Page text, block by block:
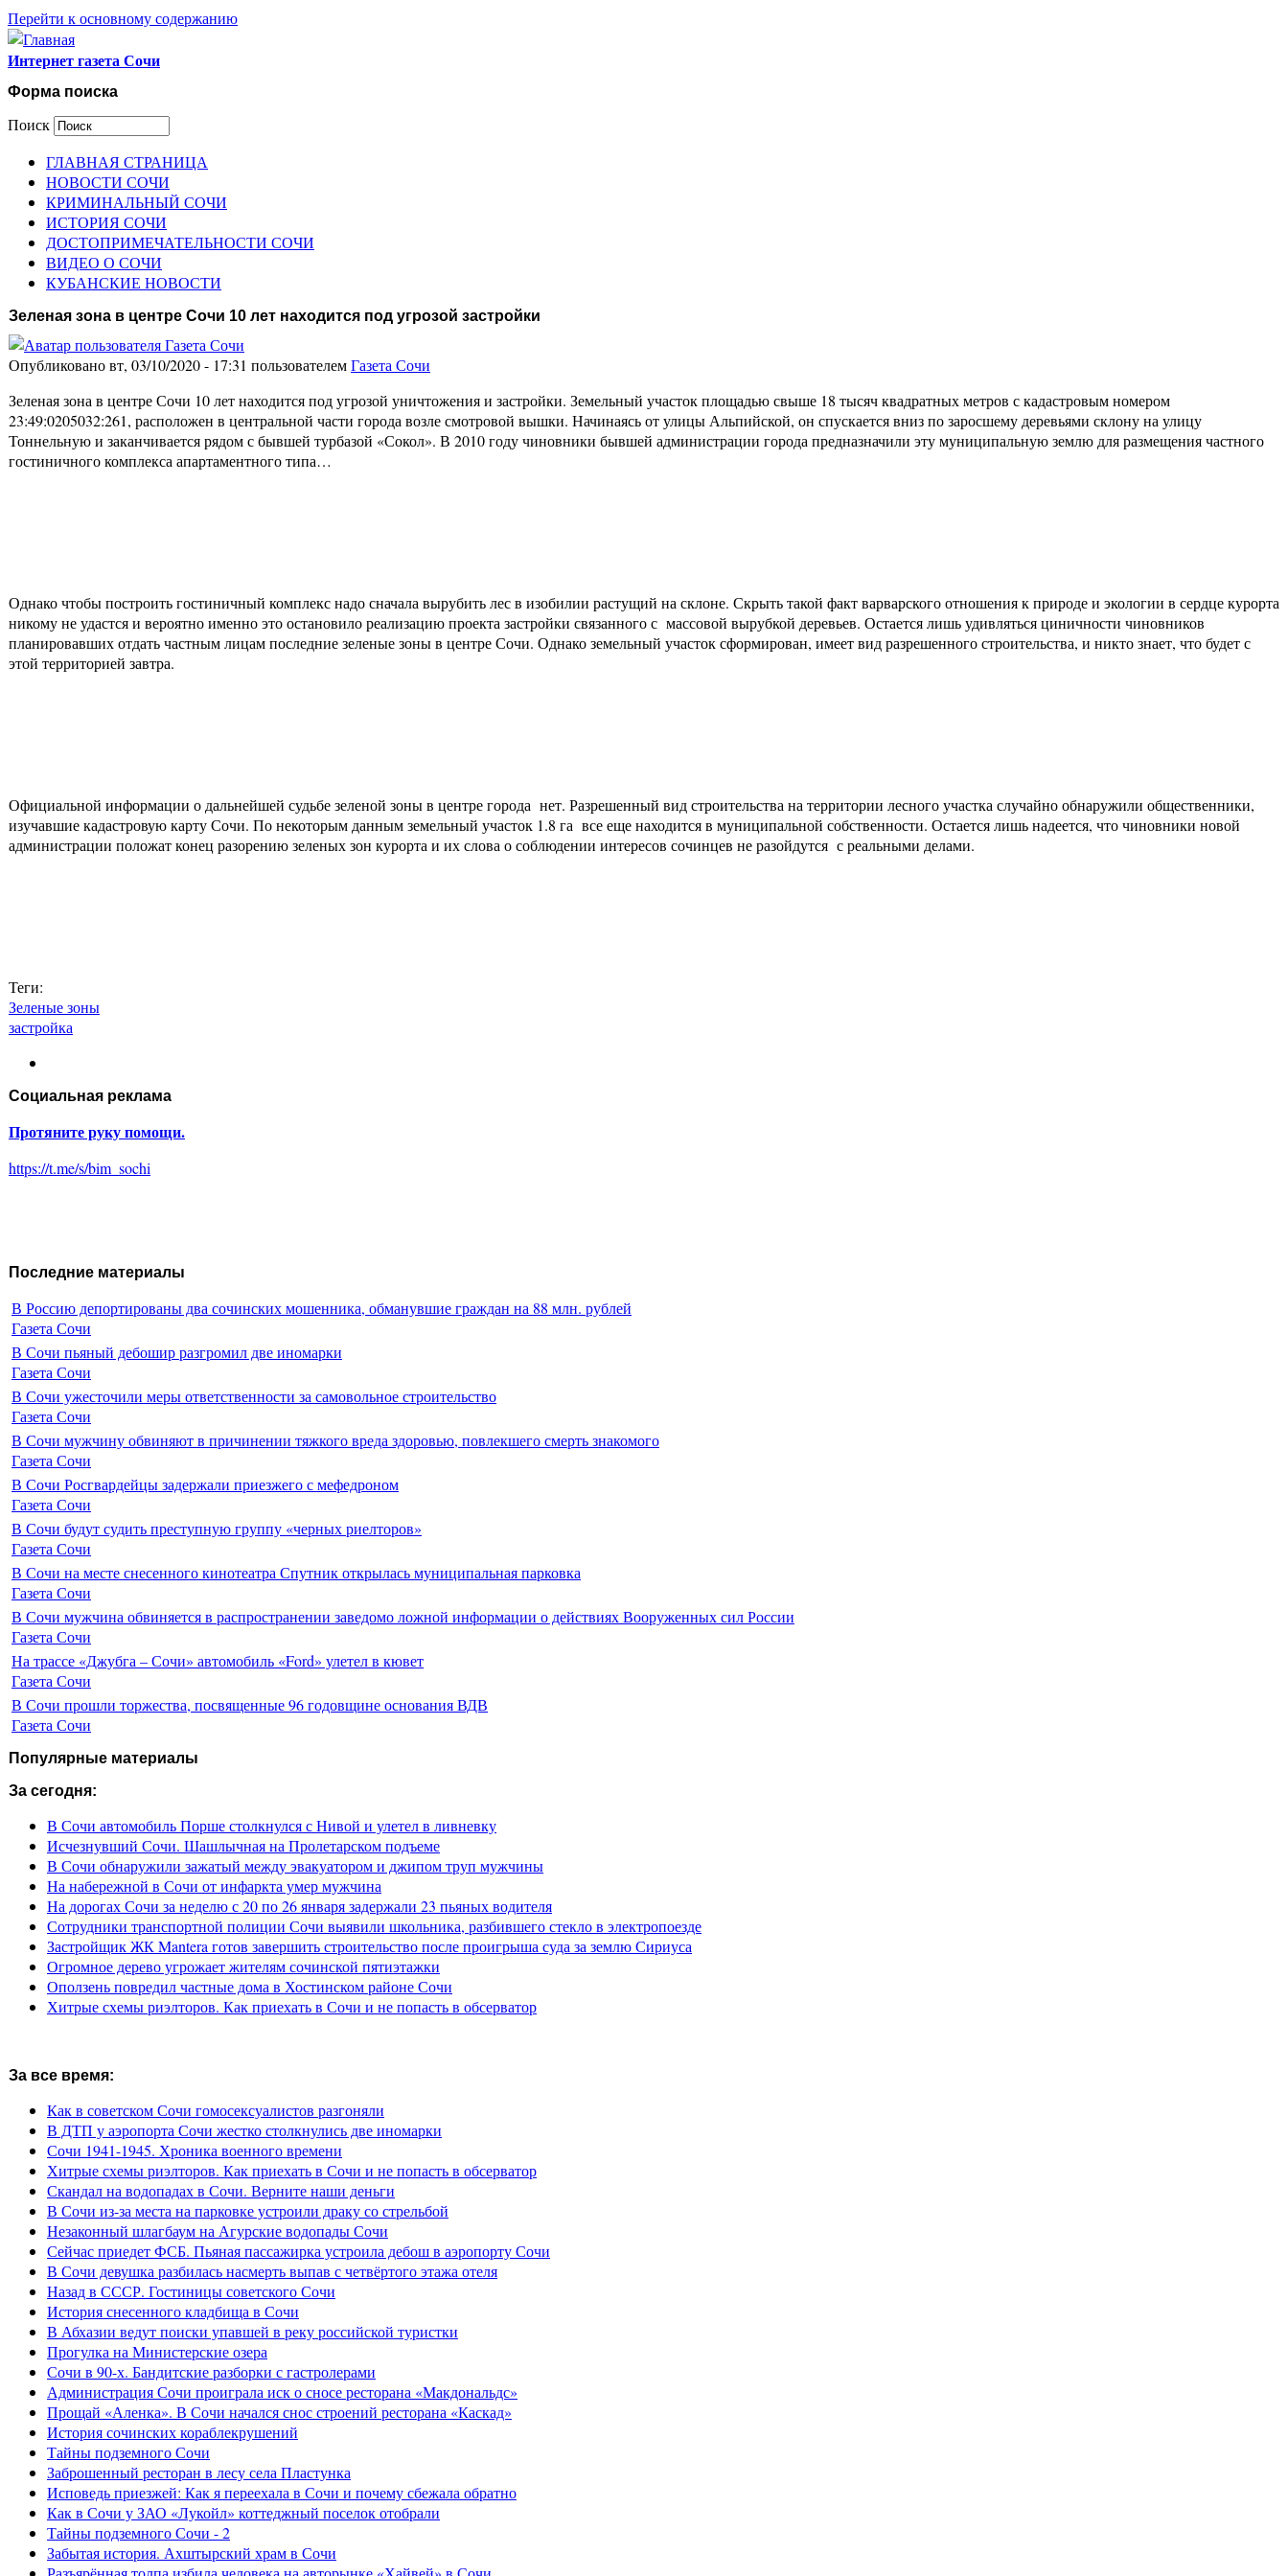
Перейти к основному содержанию
Интернет газета Сочи
Форма поиска
Поиск
ГЛАВНАЯ СТРАНИЦА
НОВОСТИ СОЧИ
КРИМИНАЛЬНЫЙ СОЧИ
ИСТОРИЯ СОЧИ
ДОСТОПРИМЕЧАТЕЛЬНОСТИ СОЧИ
ВИДЕО О СОЧИ
КУБАНСКИЕ НОВОСТИ
Зеленая зона в центре Сочи 10 лет находится под угрозой застройки
Опубликовано вт, 03/10/2020 - 17:31 пользователемГазета Сочи
Зеленая зона в центре Сочи 10 лет находится под угрозой уничтожения и застройки. Земельный участок площадью свыше 18 тысяч квадратных метров с кадастровым номером
23:49:0205032:261, расположен в центральной части города возле смотровой вышки. Начинаясь от улицы Альпийской, он спускается вниз по заросшему деревьями склону на улицу
Тоннельную и заканчивается рядом с бывшей турбазой «Сокол». В 2010 году чиновники бывшей администрации города предназначили эту муниципальную землю для размещения частного
гостиничного комплекса апартаментного типа…
Однако чтобы построить гостиничный комплекс надо сначала вырубить лес в изобилии растущий на склоне. Скрыть такой факт варварского отношения к природе и экологии в сердце курорта
никому не удастся и вероятно именно это остановило реализацию проекта застройки связанного с массовой вырубкой деревьев. Остается лишь удивляться циничности чиновников
планировавших отдать частным лицам последние зеленые зоны в центре Сочи. Однако земельный участок сформирован, имеет вид разрешенного строительства, и никто знает, что будет с
этой территорией завтра.
Официальной информации о дальнейшей судьбе зеленой зоны в центре города нет. Разрешенный вид строительства на территории лесного участка случайно обнаружили общественники,
изучавшие кадастровую карту Сочи. По некоторым данным земельный участок 1.8 га все еще находится в муниципальной собственности. Остается лишь надеется, что чиновники новой
администрации положат конец разорению зеленых зон курорта и их слова о соблюдении интересов сочинцев не разойдутся с реальными делами.
Теги:
Зеленые зоны
застройка
Социальная реклама
Протяните руку помощи.
https://t.me/s/bim_sochi
Последние материалы
В Россию депортированы два сочинских мошенника, обманувшие граждан на 88 млн. рублей
Газета Сочи
В Сочи пьяный дебошир разгромил две иномарки
Газета Сочи
В Сочи ужесточили меры ответственности за самовольное строительство
Газета Сочи
В Сочи мужчину обвиняют в причинении тяжкого вреда здоровью, повлекшего смерть знакомого
Газета Сочи
В Сочи Росгвардейцы задержали приезжего с мефедроном
Газета Сочи
В Сочи будут судить преступную группу «черных риелторов»
Газета Сочи
В Сочи на месте снесенного кинотеатра Спутник открылась муниципальная парковка
Газета Сочи
В Сочи мужчина обвиняется в распространении заведомо ложной информации о действиях Вооруженных сил России
Газета Сочи
На трассе «Джубга – Сочи» автомобиль «Ford» улетел в кювет
Газета Сочи
В Сочи прошли торжества, посвященные 96 годовщине основания ВДВ
Газета Сочи
Популярные материалы
За сегодня:
В Сочи автомобиль Порше столкнулся с Нивой и улетел в ливневку
Исчезнувший Сочи. Шашлычная на Пролетарском подъеме
В Сочи обнаружили зажатый между эвакуатором и джипом труп мужчины
На набережной в Сочи от инфаркта умер мужчина
На дорогах Сочи за неделю с 20 по 26 января задержали 23 пьяных водителя
Сотрудники транспортной полиции Сочи выявили школьника, разбившего стекло в электропоезде
Застройщик ЖК Mantera готов завершить строительство после проигрыша суда за землю Сириуса
Огромное дерево угрожает жителям сочинской пятиэтажки
Оползень повредил частные дома в Хостинском районе Сочи
Хитрые схемы риэлторов. Как приехать в Сочи и не попасть в обсерватор
За все время:
Как в советском Сочи гомосексуалистов разгоняли
В ДТП у аэропорта Сочи жестко столкнулись две иномарки
Сочи 1941-1945. Хроника военного времени
Хитрые схемы риэлторов. Как приехать в Сочи и не попасть в обсерватор
Скандал на водопадах в Сочи. Верните наши деньги
В Сочи из-за места на парковке устроили драку со стрельбой
Незаконный шлагбаум на Агурские водопады Сочи
Сейчас приедет ФСБ. Пьяная пассажирка устроила дебош в аэропорту Сочи
В Сочи девушка разбилась насмерть выпав с четвёртого этажа отеля
Назад в СССР. Гостиницы советского Сочи
История снесенного кладбища в Сочи
В Абхазии ведут поиски упавшей в реку российской туристки
Прогулка на Министерские озера
Сочи в 90-х. Бандитские разборки с гастролерами
Администрация Сочи проиграла иск о сносе ресторана «Макдональдс»
Прощай «Аленка». В Сочи начался снос строений ресторана «Каскад»
История сочинских кораблекрушений
Тайны подземного Сочи
Заброшенный ресторан в лесу села Пластунка
Исповедь приезжей: Как я переехала в Сочи и почему сбежала обратно
Как в Сочи у ЗАО «Лукойл» коттеджный поселок отобрали
Тайны подземного Сочи - 2
Забытая история. Ахштырский храм в Сочи